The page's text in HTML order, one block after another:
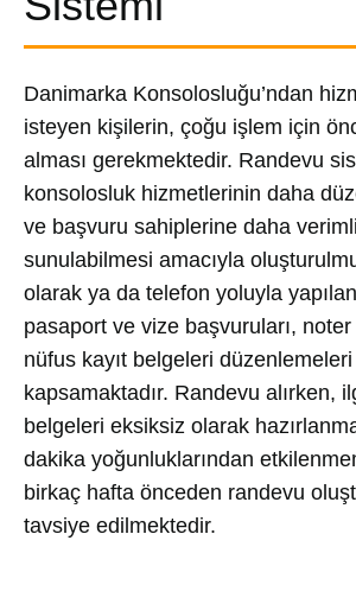
Danimarka Konsolosluğu’ndan
isteyen kişilerin, çoğu işlem için
alması gerekmektedir. Randevu
konsolosluk hizmetlerinin daha
ve başvuru sahiplerine daha
sunulabilmesi amacıyla
olarak ya da telefon yoluyla
pasaport ve vize başvuruları,
nüfus kayıt belgeleri
kapsamaktadır. Randevu alırken,
belgeleri eksiksiz olarak
dakika yoğunluklarından
birkaç hafta önceden randevu
tavsiye edilmektedir.